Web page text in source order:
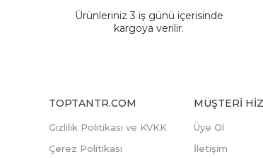
Ürünleriniz 3 iş günü içerisinde
kargoya verilir.
TOPTANTR.COM
Gizlilik Politikası ve KVKK
Çerez Politikası
MÜŞTERI
Üye Ol
İletişim